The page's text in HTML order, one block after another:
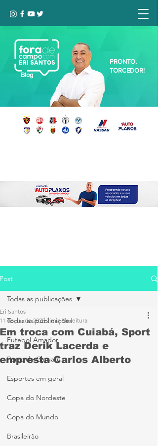
Blog
PRONTO,
TORCEDOR!
Post
Todas as publicações
Futebol Amador
Porto de Caruaru
Esportes em geral
Copa do Nordeste
Copa do Mundo
Brasileirão
Todas as publicações
Em troca com Cuiabá, Sport
traz Derik Lacerda e
empresta Carlos Alberto
Eri Santos
11 de jul. de 2025 2 min de leitura